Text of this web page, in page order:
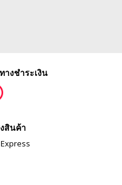
างชำระเงิน
สินค้า
Express